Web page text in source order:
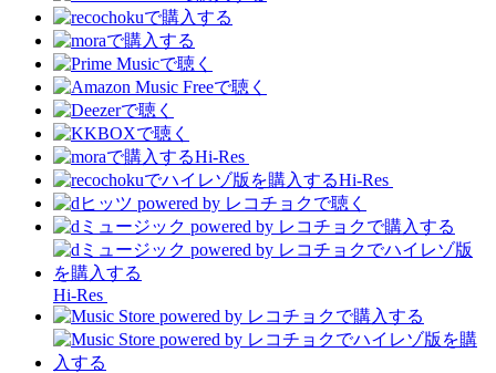
Hi-Res
Hi-Res
Hi-Res